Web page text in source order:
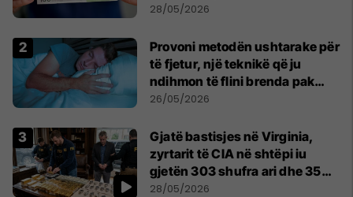
28/05/2026
Provoni metodën ushtarake për
të fjetur, një teknikë që ju
ndihmon të flini brenda pak
minutash
26/05/2026
Gjatë bastisjes në Virginia,
zyrtarit të CIA në shtëpi iu
gjetën 303 shufra ari dhe 35
orë luksoze Rolex
28/05/2026